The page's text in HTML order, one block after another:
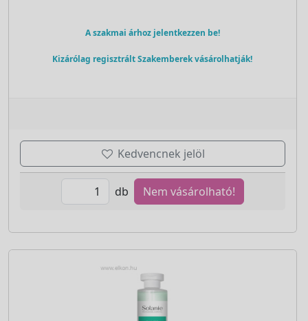
A szakmai árhoz jelentkezzen be!
Kizárólag regisztrált Szakemberek vásárolhatják!
Kedvencnek jelöl
db Nem vásárolható!